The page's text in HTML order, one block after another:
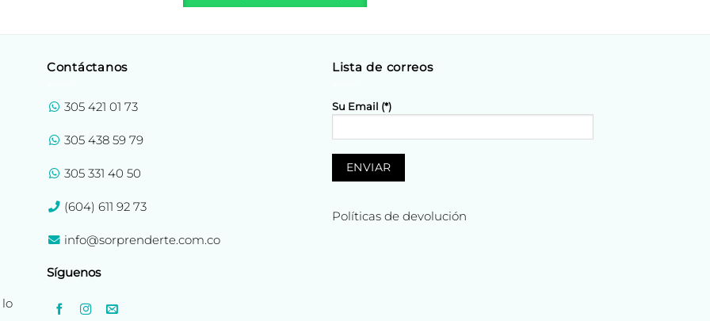
lo
Contáctanos
305 421 01 73
305 438 59 79
305 331 40 50
(604) 611 92 73
info@sorprenderte.com.co
Síguenos
Lista de correos
Su Email (*)
Políticas de devolución